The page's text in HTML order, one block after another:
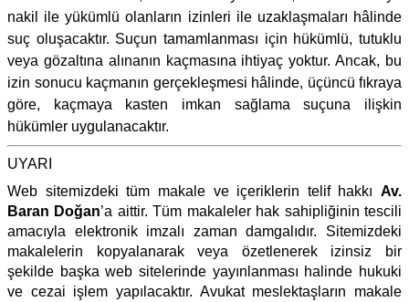
nakil ile yükümlü olanların izinleri ile uzaklaşmaları hâlinde
suç oluşacaktır. Suçun tamamlanması için hükümlü, tutuklu
veya gözaltına alınanın kaçmasına ihtiyaç yoktur. Ancak, bu
izin sonucu kaçmanın gerçekleşmesi hâlinde, üçüncü fıkraya
göre, kaçmaya kasten imkan sağlama suçuna ilişkin
hükümler uygulanacaktır.
UYARI
Web sitemizdeki tüm makale ve içeriklerin telif hakkı Av.
Baran Doğan’a aittir. Tüm makaleler hak sahipliğinin tescili
amacıyla elektronik imzalı zaman damgalıdır. Sitemizdeki
makalelerin kopyalanarak veya özetlenerek izinsiz bir
şekilde başka web sitelerinde yayınlanması halinde hukuki
ve cezai işlem yapılacaktır. Avukat meslektaşların makale